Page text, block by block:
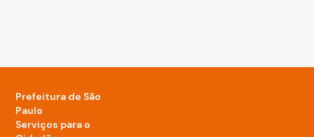
Prefeitura de São
Paulo
Serviços para o